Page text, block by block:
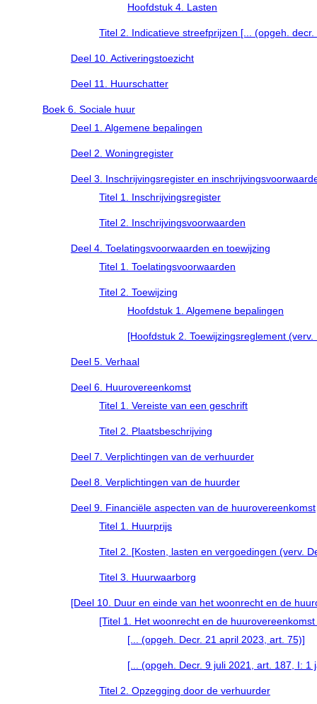
Hoofdstuk 4. Lasten
Titel 2. Indicatieve streefprijzen [... (opgeh.
Deel 10. Activeringstoezicht
Deel 11. Huurschatter
Boek 6. Sociale huur
Deel 1. Algemene bepalingen
Deel 2. Woningregister
Deel 3. Inschrijvingsregister en
Titel 1. Inschrijvingsregister
Titel 2. Inschrijvingsvoorwaarden
Deel 4. Toelatingsvoorwaarden en toewijzing
Titel 1. Toelatingsvoorwaarden
Titel 2. Toewijzing
Hoofdstuk 1. Algemene bepalingen
[Hoofdstuk 2. Toewijzingsreglement
Deel 5. Verhaal
Deel 6. Huurovereenkomst
Titel 1. Vereiste van een geschrift
Titel 2. Plaatsbeschrijving
Deel 7. Verplichtingen van de verhuurder
Deel 8. Verplichtingen van de huurder
Deel 9. Financiële aspecten van de huurovereenkomst
Titel 1. Huurprijs
Titel 2. [Kosten, lasten en vergoedingen (verv.
Titel 3. Huurwaarborg
[Deel 10. Duur en einde van het woonrecht en de
[Titel 1. Het woonrecht en de
[... (opgeh. Decr. 21 april 2023, art. 75)]
[... (opgeh. Decr. 9 juli 2021, art. 187, I: 1
Titel 2. Opzegging door de verhuurder